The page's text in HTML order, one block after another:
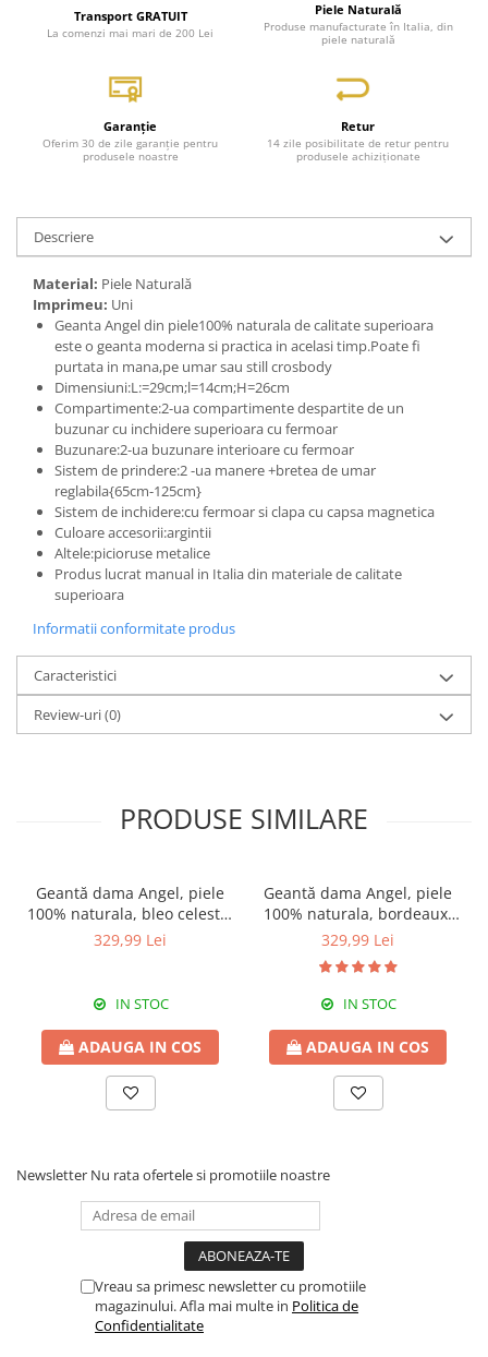
Transport GRATUIT
La comenzi mai mari de 200 Lei
Piele Naturală
Produse manufacturate în Italia, din
piele naturală
Garanție
Oferim 30 de zile garanție pentru
produsele noastre
Retur
14 zile posibilitate de retur pentru
produsele achiziționate
Descriere
Material: Piele Naturală
Imprimeu: Uni
Geanta Angel din piele100% naturala de calitate superioara
este o geanta moderna si practica in acelasi timp.Poate fi
purtata in mana,pe umar sau still crosbody
Dimensiuni:L:=29cm;l=14cm;H=26cm
Compartimente:2-ua compartimente despartite de un
buzunar cu inchidere superioara cu fermoar
Buzunare:2-ua buzunare interioare cu fermoar
Sistem de prindere:2 -ua manere +bretea de umar
reglabila{65cm-125cm}
Sistem de inchidere:cu fermoar si clapa cu capsa magnetica
Culoare accesorii:argintii
Altele:picioruse metalice
Produs lucrat manual in Italia din materiale de calitate
superioara
Informatii conformitate produs
Caracteristici
Review-uri(0)
PRODUSE SIMILARE
Geantă dama Angel, piele
100% naturala, bleo celeste,
8056
329,99 Lei
IN STOC
ADAUGA IN COS
Geantă dama Angel, piele
100% naturala, bordeaux,
8056
329,99 Lei
IN STOC
ADAUGA IN COS
Newsletter Nu rata ofertele si promotiile noastre
Vreau sa primesc newsletter cu promotiile
magazinului. Afla mai multe in Politica de
Confidentialitate